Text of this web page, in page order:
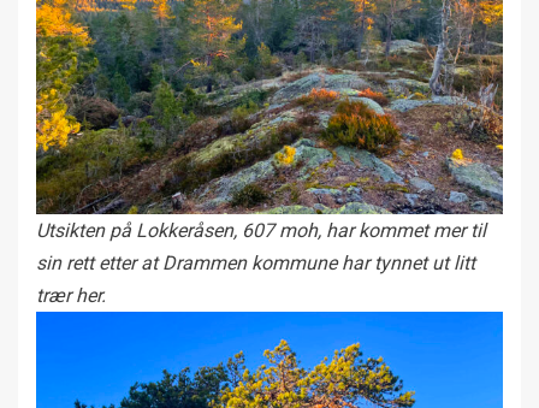
Utsikten på Lokkeråsen, 607 moh, har kommet mer til
sin rett etter at Drammen kommune har tynnet ut litt
trær her.